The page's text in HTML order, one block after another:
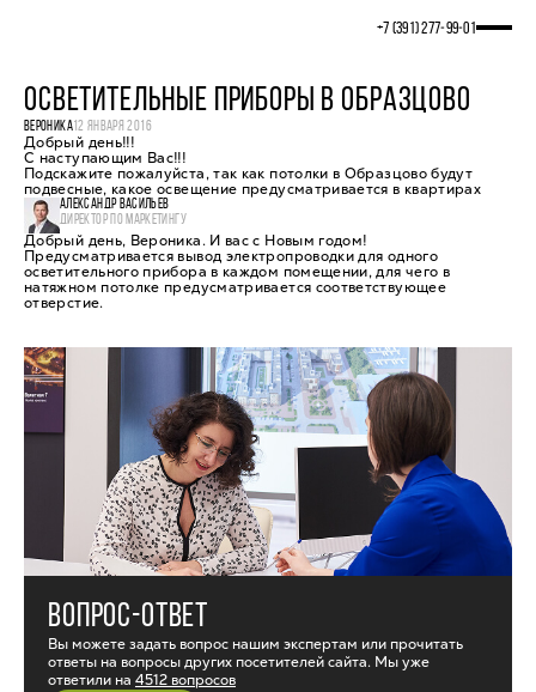
+7 (391) 277‒99‒01
ОСВЕТИТЕЛЬНЫЕ ПРИБОРЫ В ОБРАЗЦОВО
ВЕРОНИКА12 ЯНВАРЯ 2016
Добрый день!!!
С наступающим Вас!!!
Подскажите пожалуйста, так как потолки в Образцово будут
подвесные, какое освещение предусматривается в квартирах
АЛЕКСАНДР ВАСИЛЬЕВ
ДИРЕКТОР ПО МАРКЕТИНГУ
Добрый день, Вероника. И вас с Новым годом!
Предусматривается вывод электропроводки для одного
осветительного прибора в каждом помещении, для чего в
натяжном потолке предусматривается соответствующее
отверстие.
ВОПРОС-ОТВЕТ
Вы можете задать вопрос нашим экспертам или прочитать
ответы на вопросы других посетителей сайта. Мы уже
ответили на 4512 вопросов